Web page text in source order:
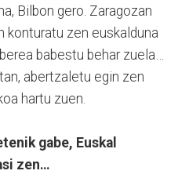
Bilbon gero. Zaragozan
konturatu zen euskalduna
babestu behar zuela…
abertzaletu egin zen
hartu zuen.
gabe, Euskal
zen…